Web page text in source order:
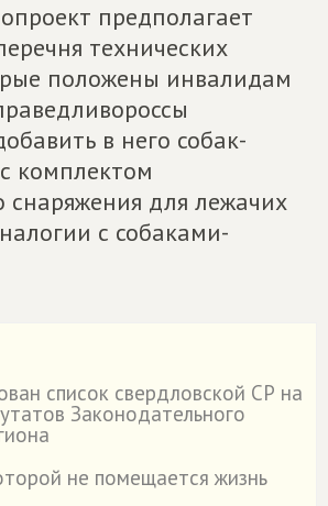
предполагает
технических
положены инвалидам
в него собак-
комплектом
снаряжения для лежачих
с собаками-
список свердловской СР на
Законодательного
не помещается жизнь